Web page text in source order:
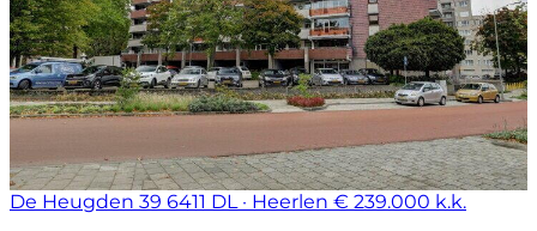
De Heugden 39 6411 DL · Heerlen € 239.000 k.k.